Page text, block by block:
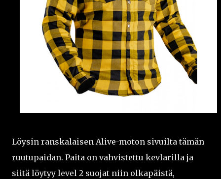
Löysin ranskalaisen Alive-moton sivuilta tämän
ruutupaidan. Paita on vahvistettu kevlarilla ja
siitä löytyy level 2 suojat niin olkapäistä,